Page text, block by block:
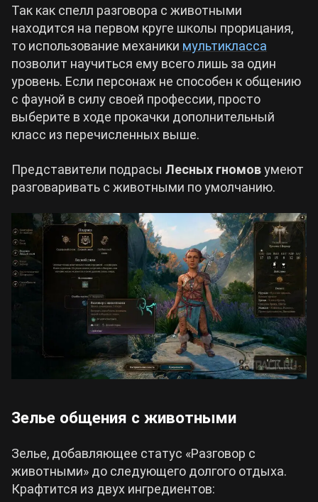
Так как спелл разговора с животными
находится на первом круге школы прорицания,
то использование механики мультикласса
позволит научиться ему всего лишь за один
уровень. Если персонаж не способен к общению
с фауной в силу своей профессии, просто
выберите в ходе прокачки дополнительный
класс из перечисленных выше.
Представители подрасы Лесных гномовумеют
разговаривать с животными по умолчанию.
Зелье общения с животными
Зелье, добавляющее статус «Разговор с
животными» до следующего долгого отдыха.
Крафтится из двух ингредиентов: